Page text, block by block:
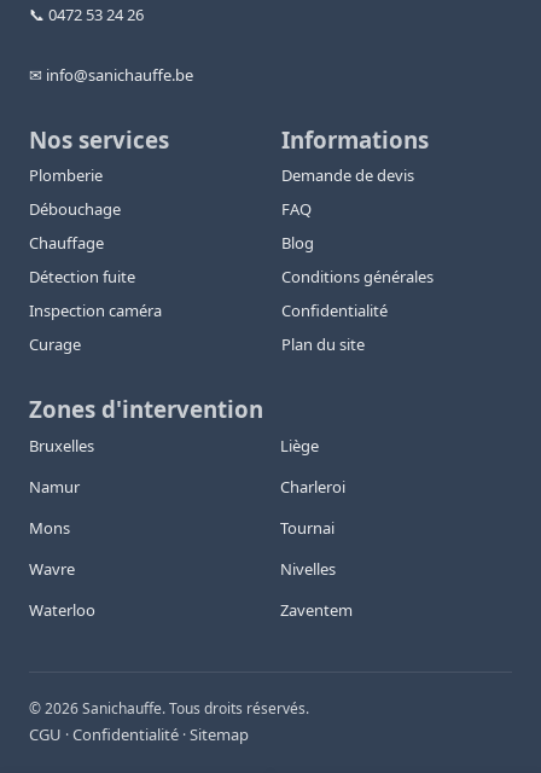
📞 0472 53 24 26
✉ info@sanichauffe.be
Nos services
Plomberie
Débouchage
Chauffage
Détection fuite
Inspection caméra
Curage
Informations
Demande de devis
FAQ
Blog
Conditions générales
Confidentialité
Plan du site
Zones d'intervention
Bruxelles
Liège
Namur
Charleroi
Mons
Tournai
Wavre
Nivelles
Waterloo
Zaventem
©2026Sanichauffe. Tous droits réservés.
CGU ·Confidentialité ·Sitemap